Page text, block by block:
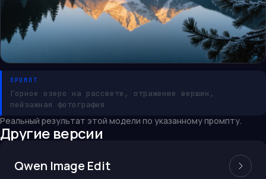
ПРОМПТ
Горное озеро на рассвете, отражение вершин,
пейзажная фотография
Реальный результат этой модели по указанному промпту.
Другие версии
Qwen Image Edit